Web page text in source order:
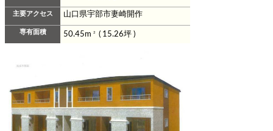
主要アクセス 山口県宇部市妻崎開作
専有面積 50.45m2 ( 15.26坪 )